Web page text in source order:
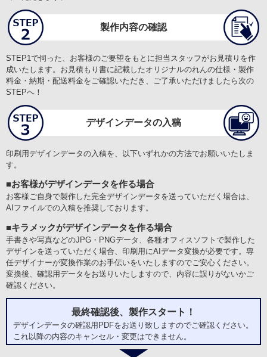
安かったけど、写真同様ロゴデザインが仕上がるか心配したけど到着
したらミスなく写真同様な大きな提灯が仕上がったこと
【どんなことに利用されましたか？】
【ご注文前に困っていることはありましたか？また、それは解決され
ましたか？】
他のお店と比べて金額が高くてどっちしようが迷って混乱しました。
田無神社 様
オリジナル提灯(長型)
サービスの評価5
★★★★★
商品の評価5
★★★★★
投稿日：
2026.6.10
担当者の対応
力
【商品に関する満足度の理由】
希望通りのものが納期にしっかりと届けられました
製作内容の確認
STEP1で伺った、お客様のご要望をもとに担当スタッフがお見積りを作
成いたします。お見積もり書に記載したオリジナルのれんの仕様・製作
料金・納期・配送料金をご確認いただき、ご了承いただけましたら次の
STEPへ！
デザインデータの入稿
印刷用デザインデータの入稿を、以下いずれかの方法でお願いいたしま
す。
■お客様がデザインデータを作る場合
お客様ご自身で製作した完全デザインデータを送っていただく場合は、
AIファイルでの入稿を推奨しております。
■キラメックがデザインデータを作る場合
手書きや写真などのJPG・PNGデータ、各種オフィスソフトで製作した
デザインを送っていただく場合、印刷用にAIデータ変換が必要です。専
任デザイナーが変換作業のお手伝いをいたしますのでご安心ください。
変換後、確認用データをお送りいたしますので、内容に誤りがないかご
確認ください。
最終確認後、製作スタート！
デザインデータの確認用PDFをお送り致しますのでご確認ください。
これ以降の内容のキャンセル・変更はできません。